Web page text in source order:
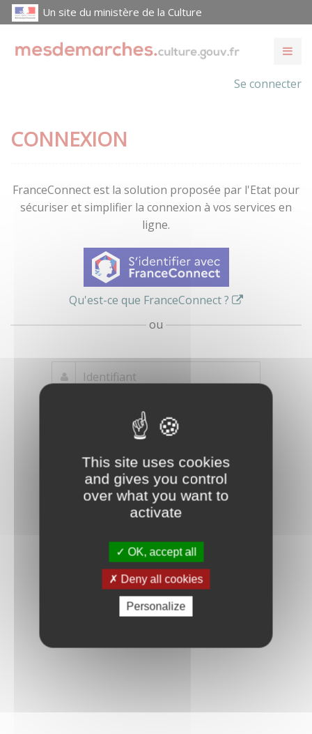
This site uses cookies
and gives you control
over what you want to
activate
OK, accept all
Deny all cookies
Personalize
Un site du ministère de la Culture
Se connecter
CONNEXION
FranceConnect est la solution proposée par l'Etat pour
sécuriser et simplifier la connexion à vos services en
ligne.
Qu'est-ce que FranceConnect ?
ou
oublié ?
compte
Connexion